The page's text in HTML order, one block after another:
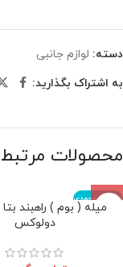
دسته: لوازم جانبی
به اشتراک بگذارید:
محصولات مرتبط
اتمام موجودی
دولوکس